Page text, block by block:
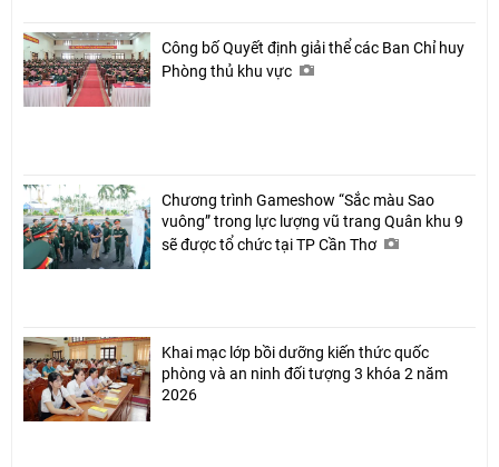
Công bố Quyết định giải thể các Ban Chỉ huy
Phòng thủ khu vực
Chương trình Gameshow “Sắc màu Sao
vuông” trong lực lượng vũ trang Quân khu 9
sẽ được tổ chức tại TP Cần Thơ
Khai mạc lớp bồi dưỡng kiến thức quốc
phòng và an ninh đối tượng 3 khóa 2 năm
2026